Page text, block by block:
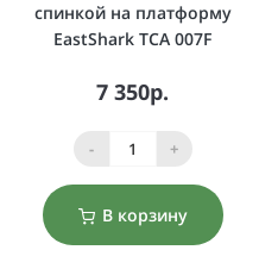
спинкой на платформу
EastShark TCA 007F
7 350р.
- +
В корзину